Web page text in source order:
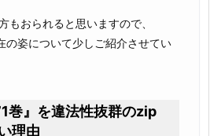
もおられると思いますので、
の姿について少しご紹介させてい
巻』を違法性抜群のzip
理由